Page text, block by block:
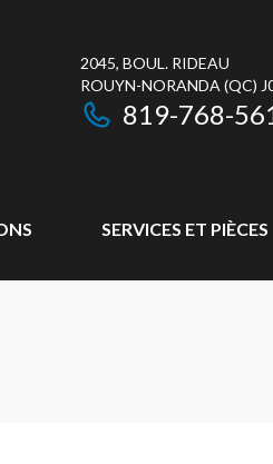
2045, BOUL. RIDEAU
ROUYN-NORANDA (QC)
819-768-
SERVICES ET PIÈCES